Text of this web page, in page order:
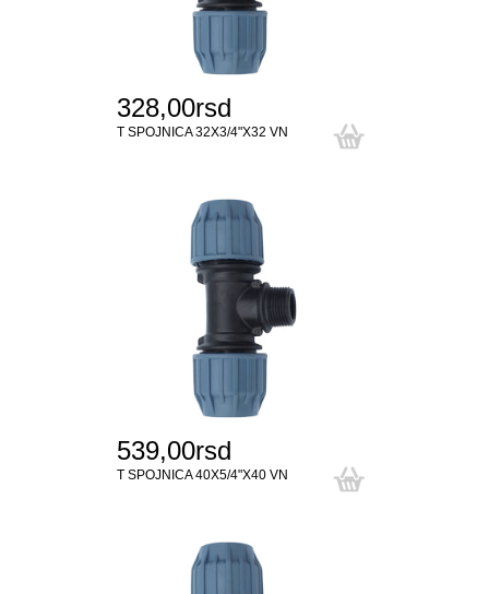
328,00rsd
T SPOJNICA 32X3/4"X32 VN
539,00rsd
T SPOJNICA 40X5/4"X40 VN